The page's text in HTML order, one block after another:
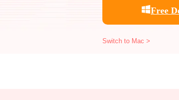
Free
Switch to Mac >